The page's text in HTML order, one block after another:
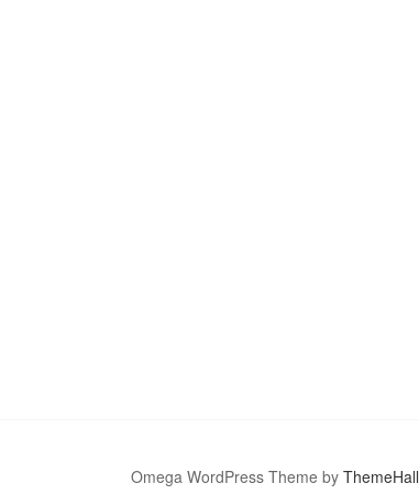
Omega WordPress Theme by ThemeHall